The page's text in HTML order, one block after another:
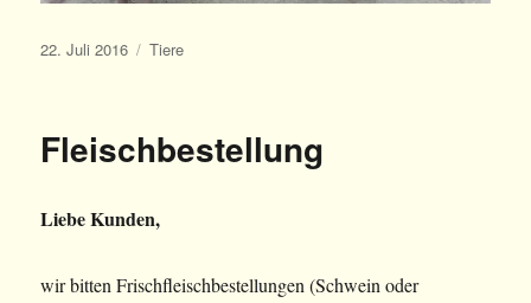
Veröffentlicht
22. Juli 2016 Kategorien
Tiere
Fleischbestellung
Liebe Kunden,
wir bitten Frischfleischbestellungen (Schwein oder